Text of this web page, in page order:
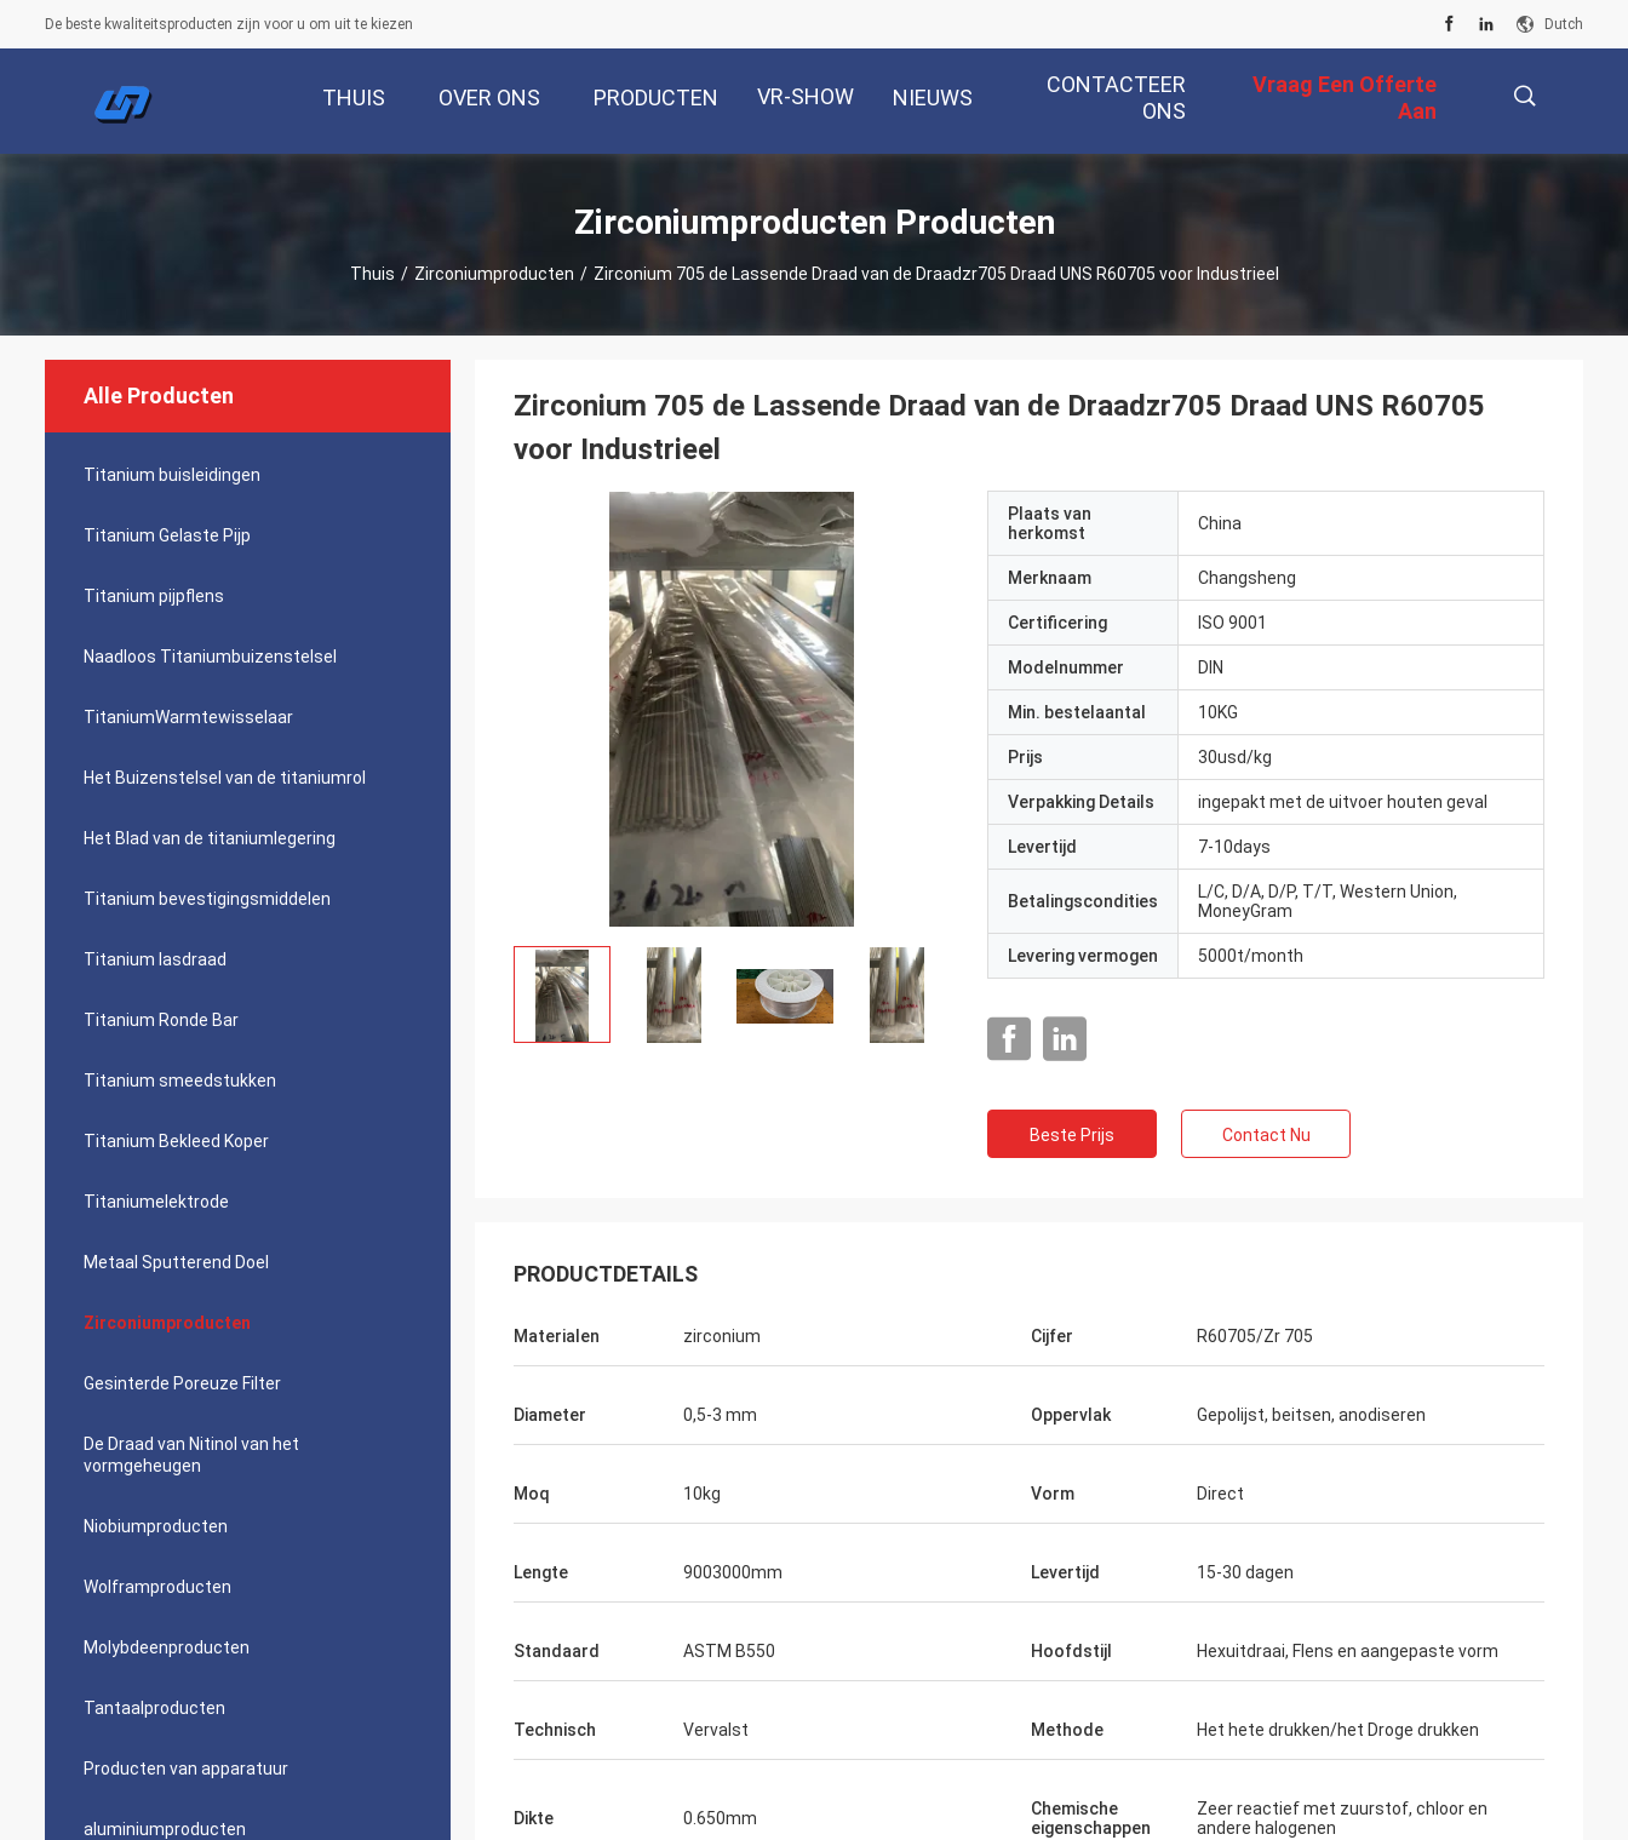
De beste kwaliteitsproducten zijn voor u om uit te kiezen Dutch
THUIS OVER ONS PRODUCTEN VR-SHOW NIEUWS
CONTACTEER
ONS
Vraag Een Offerte
Aan
Zirconiumproducten Producten
Thuis / Zirconiumproducten / Zirconium 705 de Lassende Draad van de Draadzr705 Draad UNS R60705 voor Industrieel
Alle Producten
Titanium buisleidingen
Titanium Gelaste Pijp
Titanium pijpflens
Naadloos Titaniumbuizenstelsel
TitaniumWarmtewisselaar
Het Buizenstelsel van de titaniumrol
Het Blad van de titaniumlegering
Titanium bevestigingsmiddelen
Titanium lasdraad
Titanium Ronde Bar
Titanium smeedstukken
Titanium Bekleed Koper
Titaniumelektrode
Metaal Sputterend Doel
Zirconiumproducten
Gesinterde Poreuze Filter
De Draad van Nitinol van het
vormgeheugen
Niobiumproducten
Wolframproducten
Molybdeenproducten
Tantaalproducten
Producten van apparatuur
aluminiumproducten
Zirconium 705 de Lassende Draad van de Draadzr705 Draad UNS R60705
voor Industrieel
Plaats van
herkomst
China
Merknaam Changsheng
Certificering ISO 9001
Modelnummer DIN
Min. bestelaantal 10KG
Prijs 30usd/kg
Verpakking Details ingepakt met de uitvoer houten geval
Levertijd 7-10days
Betalingscondities
L/C, D/A, D/P, T/T, Western Union,
MoneyGram
Levering vermogen 5000t/month
Beste Prijs Contact Nu
PRODUCTDETAILS
Materialen zirconium Cijfer R60705/Zr 705
Diameter 0,5-3 mm Oppervlak Gepolijst, beitsen, anodiseren
Moq 10kg Vorm Direct
Lengte 9003000mm Levertijd 15-30 dagen
Standaard ASTM B550 Hoofdstijl Hexuitdraai, Flens en aangepaste vorm
Technisch Vervalst Methode Het hete drukken/het Droge drukken
Dikte 0.650mm
Chemische
eigenschappen
Zeer reactief met zuurstof, chloor en
andere halogenen